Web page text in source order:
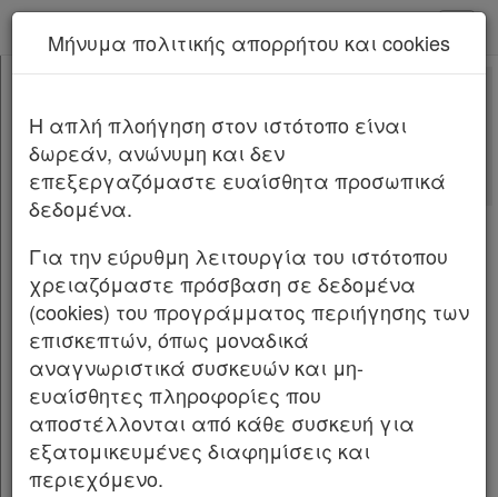
Κεφαλίδα
Σώμα
Υπογραφές
Νέα υπηρεσία Kodiko Assistant.Περισσότερα
Υπ. Απόφαση 29954/2026
Αριθμ.29954ΦΕΚ Β 3052/02.06.2026
Κηδεία με δημόσια δαπάνη του Νικολάου
Ταγαρά.
ΟΙ ΥΠΟΥΡΓΟΙ ΕΘΝΙΚΗΣ ΟΙΚΟΝΟΜΙΑΣ ΚΑΙ
ΟΙΚΟΝΟΜΙΚΩΝ ΕΣΩΤΕΡΙΚΩΝ ΠΕΡΙΒΑΛΛΟΝΤΟΣ
ΚΑΙ ΕΝΕΡΓΕΙΑΣ
Έχοντας υπόψη: 1. Τις διατάξεις:
α) Της παρ. 1 του άρθρου 1 του ν. 409/1976
«Περί καθορισμού κατηγοριών προσώπων
Μήνυμα πολιτικής απορρήτου και cookies
H απλή πλοήγηση στον ιστότοπο είναι
δωρεάν, ανώνυμη και δεν
επεξεργαζόμαστε ευαίσθητα προσωπικά
δεδομένα.
Για την εύρυθμη λειτουργία του ιστότοπου
χρειαζόμαστε πρόσβαση σε δεδομένα
(cookies) του προγράμματος περιήγησης των
επισκεπτών, όπως μοναδικά
αναγνωριστικά συσκευών και μη-
ευαίσθητες πληροφορίες που
αποστέλλονται από κάθε συσκευή για
εξατομικευμένες διαφημίσεις και
περιεχόμενο.